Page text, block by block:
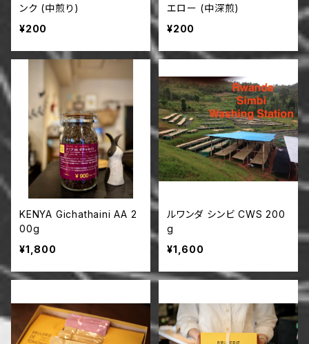
ンク (中煎り)
¥200
エロー (中深煎)
¥200
KENYA Gichathaini AA 2
00g
¥1,800
ルワンダ シンビ CWS 200
g
¥1,600